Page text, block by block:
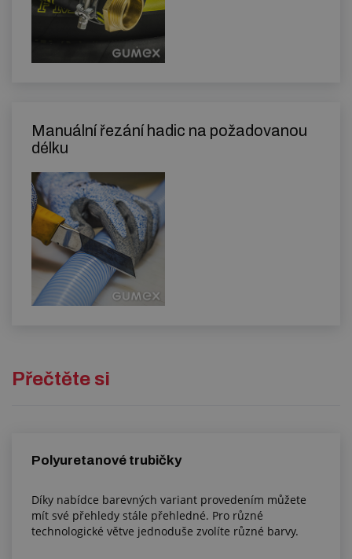
Manuální řezání hadic na požadovanou
délku
Přečtěte si
Polyuretanové trubičky
Díky nabídce barevných variant provedením můžete
mít své přehledy stále přehledné. Pro různé
technologické větve jednoduše zvolíte různé barvy.